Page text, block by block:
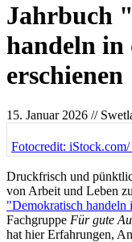
Jahrbuch
handeln
erschienen
15. Januar 2026 //
Fotocredit: iStock.com/
Druckfrisch und
von Arbeit und Leben
"Demokratisch handeln
Fachgruppe Für gute
hat hier Erfahrungen,